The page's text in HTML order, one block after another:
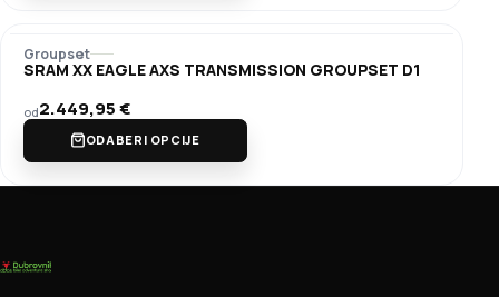
Groupset
SRAM XX EAGLE AXS TRANSMISSION GROUPSET D1
od2.449,95€
ODABERI OPCIJE